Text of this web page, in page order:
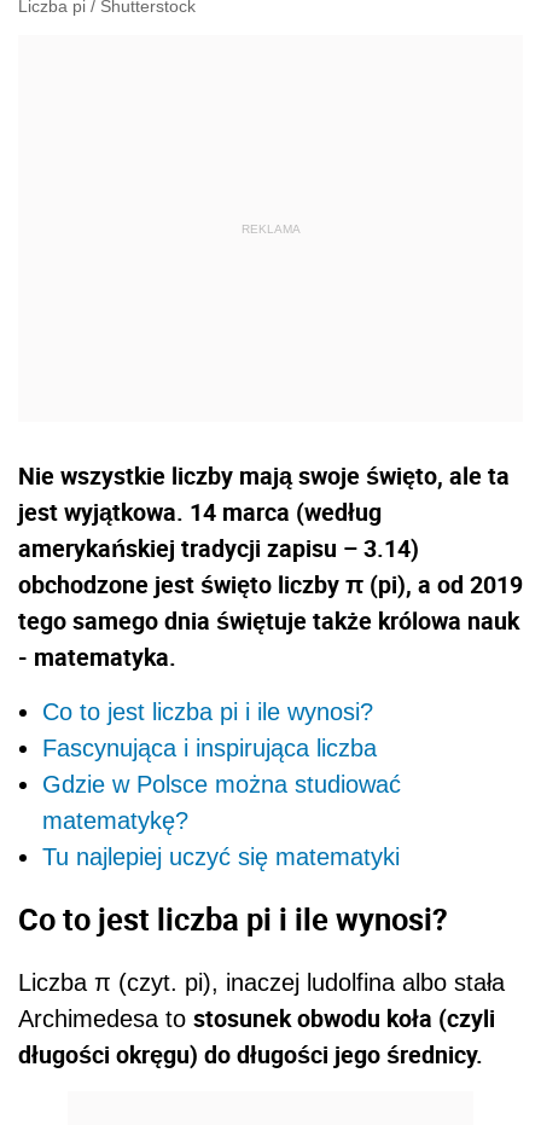
Liczba pi / Shutterstock
Nie wszystkie liczby mają swoje święto, ale ta
jest wyjątkowa. 14 marca (według
amerykańskiej tradycji zapisu – 3.14)
obchodzone jest święto liczbyπ (pi), a od 2019
tego samego dnia świętuje także królowa nauk
- matematyka.
Co to jest liczba pi i ile wynosi?
Fascynująca i inspirująca liczba
Gdzie w Polsce można studiować
matematykę?
Tu najlepiej uczyć się matematyki
Co to jest liczba pi i ile wynosi?
Liczba π (czyt. pi), inaczej ludolfina albo stała
Archimedesa to stosunekobwodu koła (czyli
długości okręgu) do długości jegośrednicy.